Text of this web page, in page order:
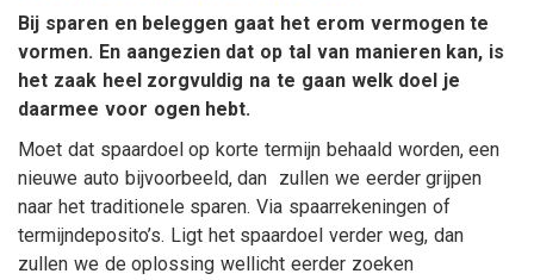
Bij sparen en beleggen gaat het erom vermogen te
vormen. En aangezien dat op tal van manieren kan, is
het zaak heel zorgvuldig na te gaan welk doel je
daarmee voor ogen hebt.
Moet dat spaardoel op korte termijn behaald worden, een
nieuwe auto bijvoorbeeld, dan zullen we eerder grijpen
naar het traditionele sparen. Via spaarrekeningen of
termijndeposito’s. Ligt het spaardoel verder weg, dan
zullen we de oplossing wellicht eerder zoeken